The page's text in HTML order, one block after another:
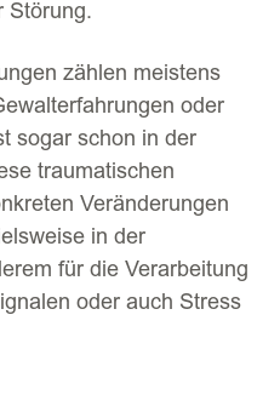
Störung.
zählen meistens
oder
sogar schon in der
traumatischen
Veränderungen
in der
für die Verarbeitung
oder auch Stress